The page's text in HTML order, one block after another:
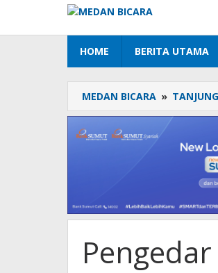
konten
HOME BERITA UTAMA
MEDAN BICARA »